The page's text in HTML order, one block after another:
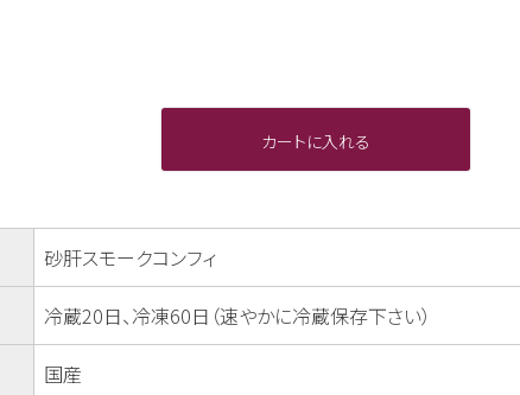
カートに入れる
砂肝スモークコンフィ
冷蔵20日、冷凍60日（速やかに冷蔵保存下さい）
国産